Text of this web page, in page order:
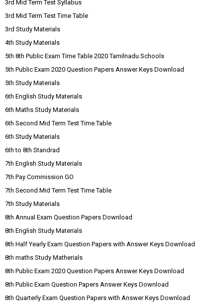
3rd Mid Term Test Syllabus
3rd Mid Term Test Time Table
3rd Study Materials
4th Study Materials
5th 8th Public Exam Time Table 2020 Tamilnadu Schools
5th Public Exam 2020 Question Papers Answer Keys Download
5th Study Materials
6th English Study Materials
6th Maths Study Materials
6th Second Mid Term Test Time Table
6th Study Materials
6th to 8th Standrad
7th English Study Materials
7th Pay Commission GO
7th Second Mid Term Test Time Table
7th Study Materials
8th Annual Exam Question Papers Download
8th English Study Materials
8th Half Yearly Exam Question Papers with Answer Keys Download
8th maths Study Matherials
8th Public Exam 2020 Question Papers Answer Keys Download
8th Public Exam Question Papers Answer Keys Download
8th Quarterly Exam Question Papers with Answer Keys Download